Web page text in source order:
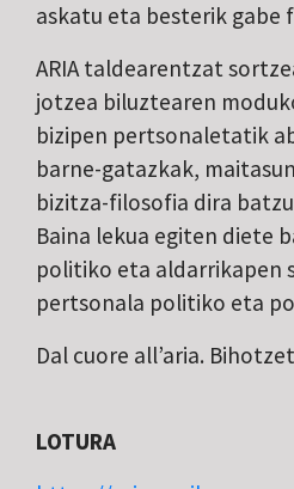
askatu eta besterik gabe
ARIA taldearentzat
jotzea biluztearen
bizipen pertsonaletatik
barne-gatazkak,
bizitza-filosofia dira
Baina lekua egiten diete
politiko eta aldarrikapen
pertsonala politiko eta
Dal cuore all’aria.
LOTURA